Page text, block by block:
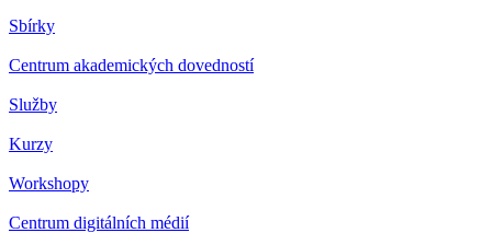
Sbírky
Centrum akademických dovedností
Služby
Kurzy
Workshopy
Centrum digitálních médií